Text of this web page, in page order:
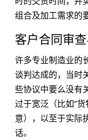
组合及加工需求的
客户合同审
许多专业制造业的
谈判达成的，当时
些协议中要么没有
过于宽泛（比如“
意），以至于实际
话。